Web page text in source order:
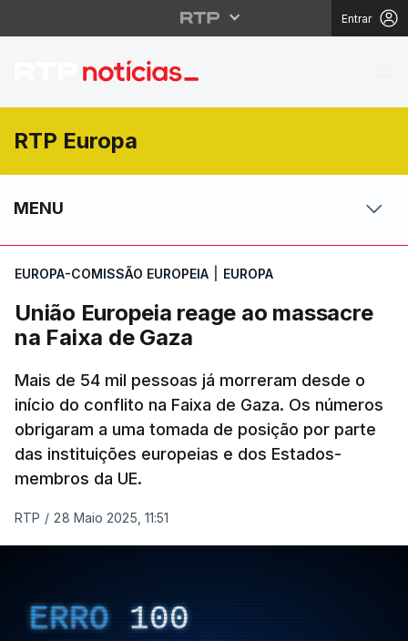
Entrar
União Europeia reage
RTP Europa
MENU
EUROPA-COMISSÃO EUROPEIA EUROPA
União Europeia reage ao massacre
na Faixa de Gaza
Mais de 54 mil pessoas já morreram desde o
início do conflito na Faixa de Gaza. Os números
obrigaram a uma tomada de posição por parte
das instituições europeias e dos Estados-
membros da UE.
RTP / 28 Maio 2025, 11:51
ERRO 100